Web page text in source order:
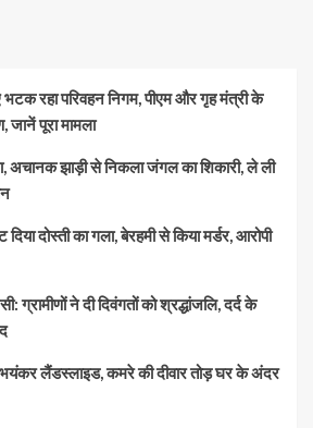
रहा परिवहन निगम, पीएम और गृह मंत्री के
जानें पूरा मामला
अचानक झाड़ी से निकला जंगल का शिकारी, ले ली
दोस्ती का गला, बेरहमी से किया मर्डर, आरोपी
ग्रामीणों ने दी दिवंगतों को श्रद्धांजलि, दर्द के
लैंडस्लाइड, कमरे की दीवार तोड़ घर के अंदर